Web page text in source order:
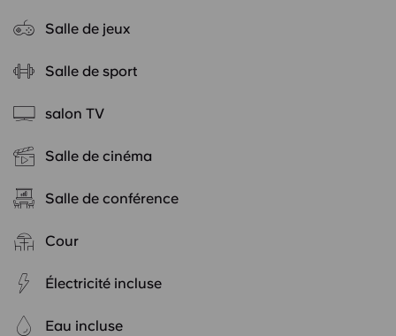
Salle de jeux
Salle de sport
salon TV
Salle de cinéma
Salle de conférence
Cour
Électricité incluse
Eau incluse